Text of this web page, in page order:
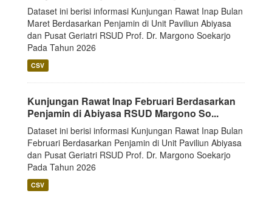
Dataset ini berisi informasi Kunjungan Rawat Inap Bulan
Maret Berdasarkan Penjamin di Unit Paviliun Abiyasa
dan Pusat Geriatri RSUD Prof. Dr. Margono Soekarjo
Pada Tahun 2026
CSV
Kunjungan Rawat Inap Februari Berdasarkan
Penjamin di Abiyasa RSUD Margono So...
Dataset ini berisi informasi Kunjungan Rawat Inap Bulan
Februari Berdasarkan Penjamin di Unit Paviliun Abiyasa
dan Pusat Geriatri RSUD Prof. Dr. Margono Soekarjo
Pada Tahun 2026
CSV